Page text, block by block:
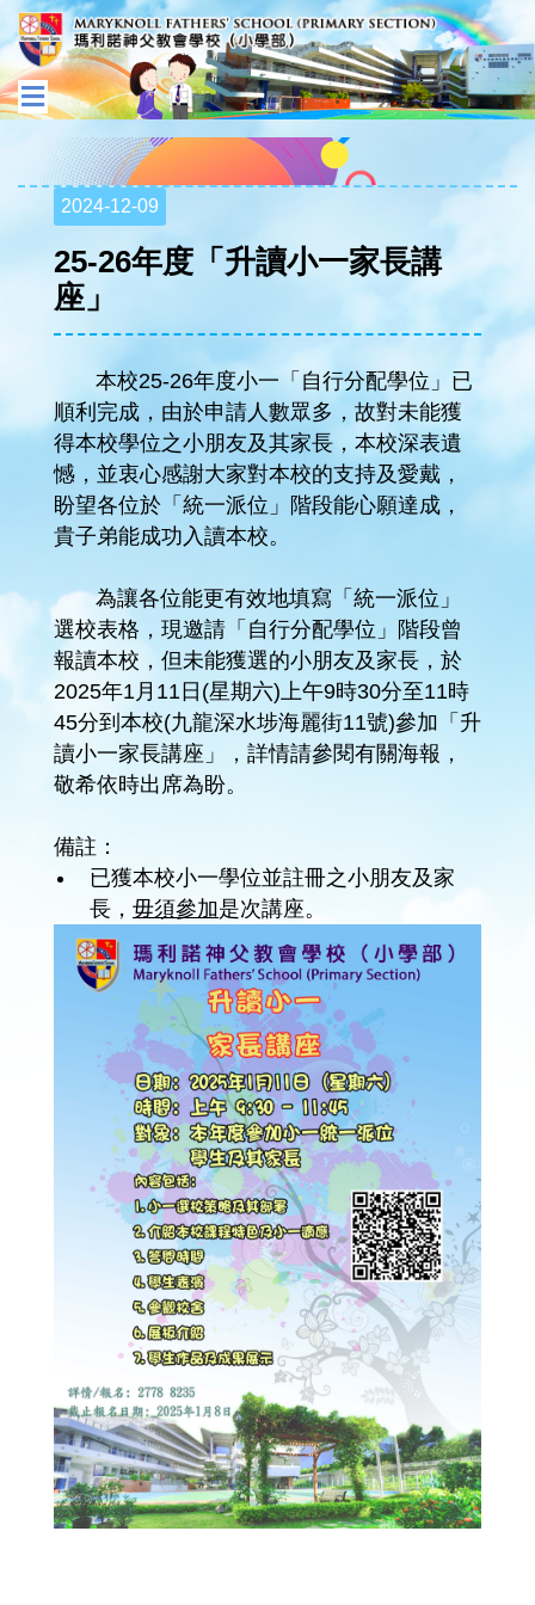
2024-12-09
25-26年度「升讀小一家長講
座」
本校25-26年度小一「自行分配學位」已
順利完成，由於申請人數眾多，故對未能獲
得本校學位之小朋友及其家長，本校深表遺
憾，並衷心感謝大家對本校的支持及愛戴，
盼望各位於「統一派位」階段能心願達成，
貴子弟能成功入讀本校。
為讓各位能更有效地填寫「統一派位」
選校表格，現邀請「自行分配學位」階段曾
報讀本校，但未能獲選的小朋友及家長，於
2025年1月11日(星期六)上午9時30分至11時
45分到本校(九龍深水埗海麗街11號)參加「升
讀小一家長講座」，詳情請參閱有關海報，
敬希依時出席為盼。
備註：
已獲本校小一學位並註冊之小朋友及家
長， 毋須參加是次講座。